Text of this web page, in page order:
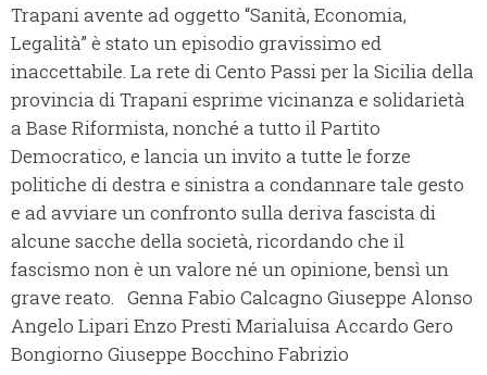
Trapani avente ad oggetto “Sanità, Economia,
Legalità” è stato un episodio gravissimo ed
inaccettabile. La rete di Cento Passi per la Sicilia della
provincia di Trapani esprime vicinanza e solidarietà
a Base Riformista, nonché a tutto il Partito
Democratico, e lancia un invito a tutte le forze
politiche di destra e sinistra a condannare tale gesto
e ad avviare un confronto sulla deriva fascista di
alcune sacche della società, ricordando che il
fascismo non è un valore né un opinione, bensì un
grave reato. Genna Fabio Calcagno Giuseppe Alonso
Angelo Lipari Enzo Presti​ Marialuisa Accardo Gero
Bongiorno Giuseppe Bocchino Fabrizio